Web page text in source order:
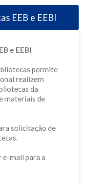
EEB e EEBI
e EEBI
permite
realizem
da
materiais de
solicitação de
e-mail para a